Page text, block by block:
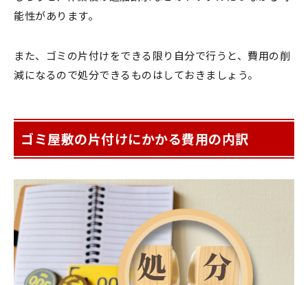
能性があります。
また、ゴミの片付けをできる限り自分で行うと、費用の削
減になるので処分できるものはしておきましょう。
ゴミ屋敷の片付けにかかる費用の内訳